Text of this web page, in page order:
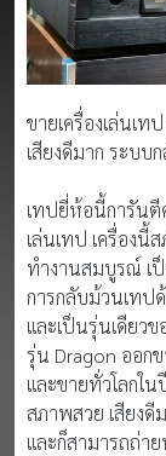
ขายเครื่องเล่นเท
เสียงดีมาก ระบบ
เทปยี่ห้อนี้การันตี
เล่นเทป เครื่องนี้
ทำงานสมบูรณ์ เ
การกลับม้วนเทป
และเป็นรุ่นเดียว
รุ่น Dragon ออก
และขายทั่วโลกใ
สภาพสวย เสียงดี
และก็สามารถถ่าย